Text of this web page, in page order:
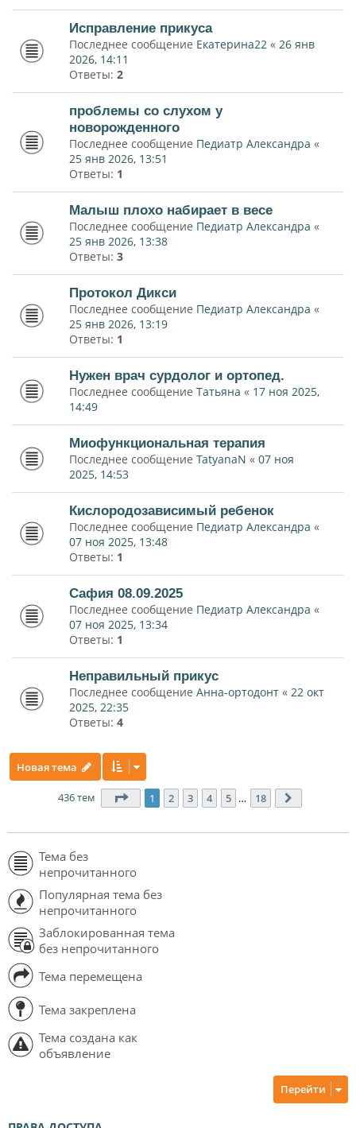
Исправление прикуса
Последнее сообщение Екатерина22 « 26 янв
2026, 14:11
Ответы: 2
проблемы со слухом у
новорожденного
Последнее сообщение Педиатр Александра «
25 янв 2026, 13:51
Ответы: 1
Малыш плохо набирает в весе
Последнее сообщение Педиатр Александра «
25 янв 2026, 13:38
Ответы: 3
Протокол Дикси
Последнее сообщение Педиатр Александра «
25 янв 2026, 13:19
Ответы: 1
Нужен врач сурдолог и ортопед.
Последнее сообщение Татьяна « 17 ноя 2025,
14:49
Миофункциональная терапия
Последнее сообщение TatyanaN « 07 ноя
2025, 14:53
Кислородозависимый ребенок
Последнее сообщение Педиатр Александра «
07 ноя 2025, 13:48
Ответы: 1
Сафия 08.09.2025
Последнее сообщение Педиатр Александра «
07 ноя 2025, 13:34
Ответы: 1
Неправильный прикус
Последнее сообщение Анна-ортодонт « 22 окт
2025, 22:35
Ответы: 4
Новая тема
436 тем Страница 1из 18
1 2 3 4 5 … 18
Тема без
непрочитанного
Популярная тема без
непрочитанного
Заблокированная тема
без непрочитанного
Тема перемещена
Тема закреплена
Тема создана как
объявление
Перейти